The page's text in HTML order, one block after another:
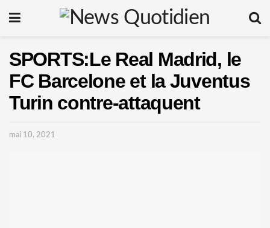
SPORTS:Le Real Madrid, le
FC Barcelone et la Juventus
Turin contre-attaquent
mai 10, 2021